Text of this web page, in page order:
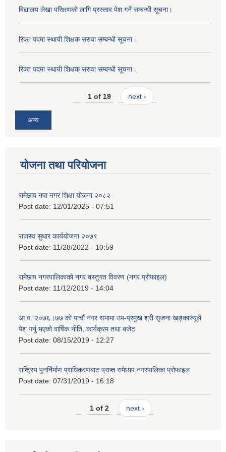
विद्यालय लेखा परिक्षणको लागि प्रस्ताव पेश गर्ने सम्बन्धी सूचना।
रिक्त पदमा स्थायी शिक्षक सरुवा सम्बन्धी सूचना।
रिक्त पदमा स्थायी शिक्षक सरुवा सम्बन्धी सूचना।
1 of 19 next ›
अन्य
योजना तथा परियोजना
रामेछाप नपा नगर शिक्षा योजना २०८२
Post date: 12/01/2025 - 07:51
राजस्व सुधार कार्ययोजना २०७९
Post date: 11/28/2022 - 10:59
रामेछाप नगरपालिकाको नगर बस्तुगत विवरण (नगर प्रोफाइल)
Post date: 11/12/2019 - 14:04
आ.व. २०७६।७७ को पाचौं नगर सभामा उप-प्रमुख श्री सृजना खड्काज्यूले
पेश गर्नु भएको वार्षिक नीति, कार्यक्रम तथा बजेट
Post date: 08/15/2019 - 12:27
राष्ट्रिय पुनर्निर्माण प्राधिकरणबाट प्राप्त रामेछाप नगरपालिका प्रोफाइल
Post date: 07/31/2019 - 16:18
1 of 2 next ›